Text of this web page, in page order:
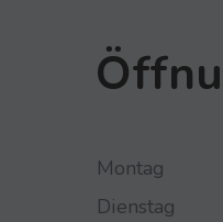
Montag
Dienstag